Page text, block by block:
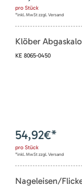
pro Stück
*inkl. MwSt zzgl. Versand
Klöber
KE 8065-0450
54,92€*
pro Stück
*inkl. MwSt zzgl. Versand
Nageleisen/